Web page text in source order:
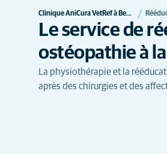
Clinique AniCura VetRef à Beaucouzé
Le service de
ostéopathie à
La physiothérapie et la
après des chirurgies et des